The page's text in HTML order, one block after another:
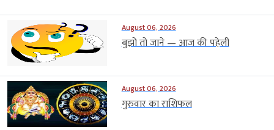
August 06, 2026
बुझो तो जाने — आज की पहेली
August 06, 2026
गुरुवार का राशिफल